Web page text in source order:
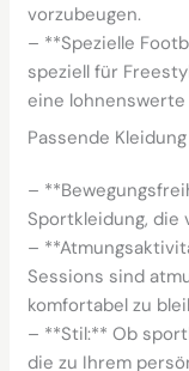
vorzubeugen.
– **Spezielle
speziell für
eine
Passende Kleidung
–
Sportkleidung, die
–
Sessions sind
komfortabel zu
– **Stil:** Ob
die zu Ihrem